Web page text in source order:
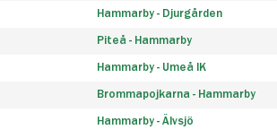
Hammarby - Djurgården
Piteå - Hammarby
Hammarby - Umeå IK
Brommapojkarna - Hammarby
Hammarby - Älvsjö